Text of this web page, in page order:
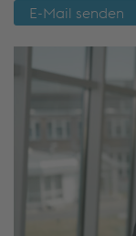
E-Mail senden